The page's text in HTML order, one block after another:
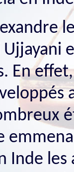
En
Inde les